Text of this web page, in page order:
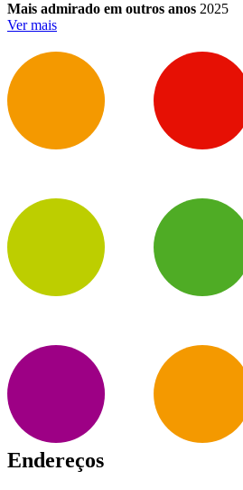
Mais admirado em outros anos 2025
Ver mais
Endereços